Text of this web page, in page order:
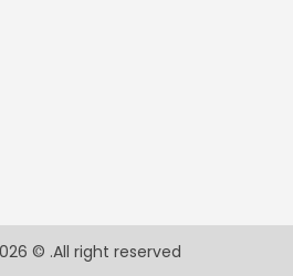
© .All right reserved